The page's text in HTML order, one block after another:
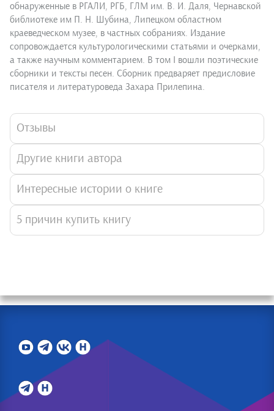
обнаруженные в РГАЛИ, РГБ, ГЛМ им. В. И. Даля, Чернавской
библиотеке им П. Н. Шубина, Липецком областном
краеведческом музее, в частных собраниях. Издание
сопровождается культурологическими статьями и очерками,
а также научным комментарием. В том I вошли поэтические
сборники и тексты песен. Сборник предваряет предисловие
писателя и литературоведа Захара Прилепина.
Отзывы
Другие книги автора
Интересные истории о книге
5 причин купить книгу